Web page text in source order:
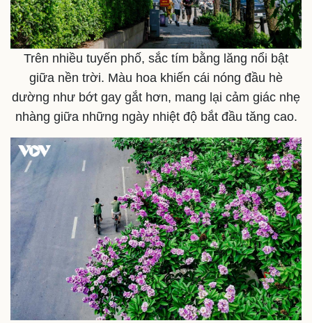
Vụ án
Tin nóng
Tư vấn luật
Vũ khí
Việt Nam
Phân tích
Trên nhiều tuyến phố, sắc tím bằng lăng nổi bật
giữa nền trời. Màu hoa khiến cái nóng đầu hè
dường như bớt gay gắt hơn, mang lại cảm giác nhẹ
nhàng giữa những ngày nhiệt độ bắt đầu tăng cao.